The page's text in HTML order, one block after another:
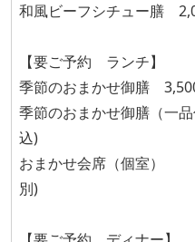
和風ビーフシチュー膳
【要ご予約 ランチ】
季節のおまかせ御膳
季節のおまかせ御膳（
込)
おまかせ会席（個
別)